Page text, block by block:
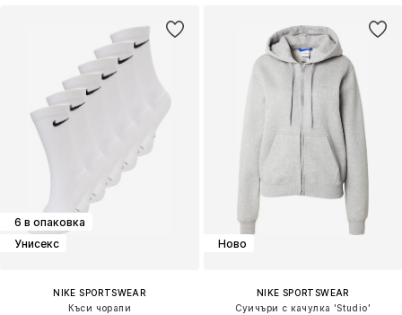
6 в опаковка
Унисекс
NIKE SPORTSWEAR
Къси чорапи
Ново
NIKE SPORTSWEAR
Суичъри с качулка 'Studio'